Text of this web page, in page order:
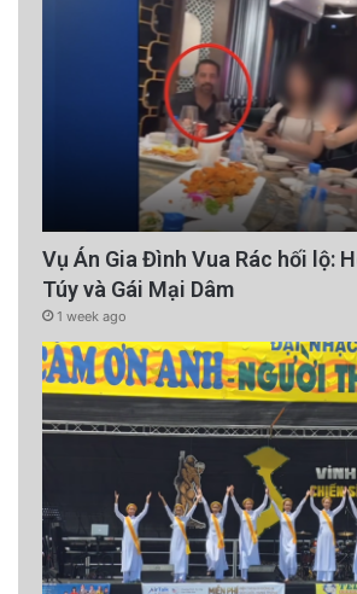
Vụ Án Gia Đình Vua Rác hối lộ:
Túy và Gái Mại Dâm
1 week ago